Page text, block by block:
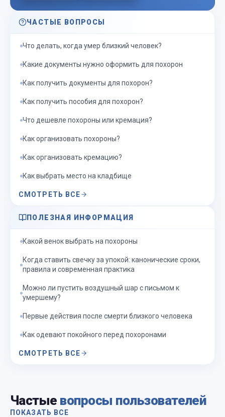
ЧАСТЫЕ ВОПРОСЫ
Что делать, когда умер близкий человек?
Какие документы нужно оформить для похорон
Как получить документы для похорон?
Как получить пособия для похорон?
Что дешевле похороны или кремация?
Как организовать похороны?
Как организовать кремацию?
Как выбрать место на кладбище
СМОТРЕТЬ ВСЕ
ПОЛЕЗНАЯ ИНФОРМАЦИЯ
Какой венок выбрать на похороны
Когда ставить свечку за упокой: канонические сроки,
правила и современная практика
Можно ли пустить воздушный шар с письмом к
умершему?
Первые действия после смерти близкого человека
Как одевают покойного перед похоронами
СМОТРЕТЬ ВСЕ
Частые вопросы пользователей
ПОКАЗАТЬ ВСЕ